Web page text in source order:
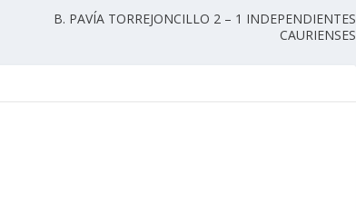
B. PAVÍA TORREJONCILLO 2 – 1 INDEPENDIENTES
CAURIENSES